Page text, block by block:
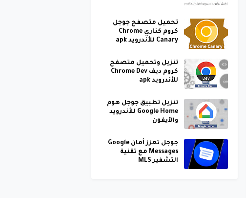
تحميل متصفح جوجل
كروم كناري Chrome
Canary للأندرويد apk
تنزيل وتحميل متصفح
كروم ديف Chrome Dev
للأندرويد apk
تنزيل تطبيق جوجل هوم
Google Home للأندرويد
والآيفون
جوجل تعزز أمان Google
Messages مع تقنية
التشفير MLS